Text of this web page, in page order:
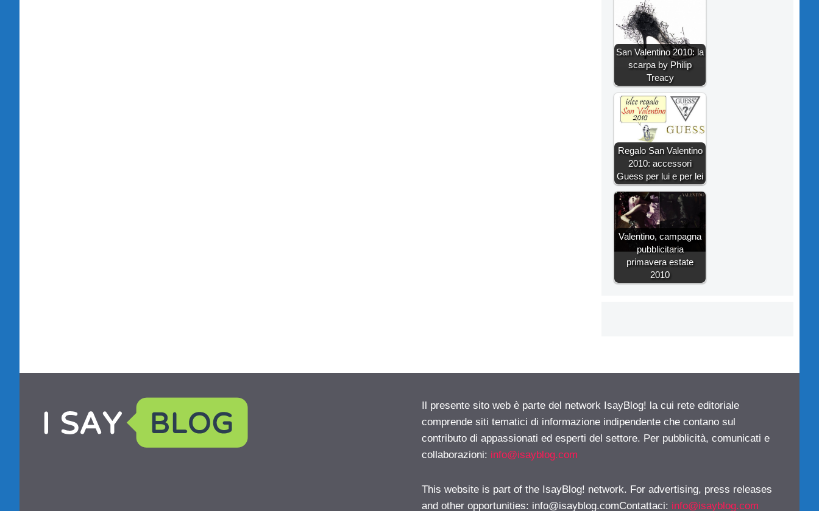
San Valentino 2010: la
scarpa by Philip
Treacy
Regalo San Valentino
2010: accessori
Guess per lui e per lei
Valentino, campagna
pubblicitaria
primavera estate
2010
Il presente sito web è parte del network IsayBlog! la cui rete editoriale
comprende siti tematici di informazione indipendente che contano sul
contributo di appassionati ed esperti del settore. Per pubblicità, comunicati e
collaborazioni: info@isayblog.com
This website is part of the IsayBlog! network. For advertising, press releases
and other opportunities: info@isayblog.comContattaci: info@isayblog.com